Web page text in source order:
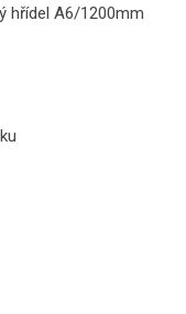
hřídel A6/1200mm